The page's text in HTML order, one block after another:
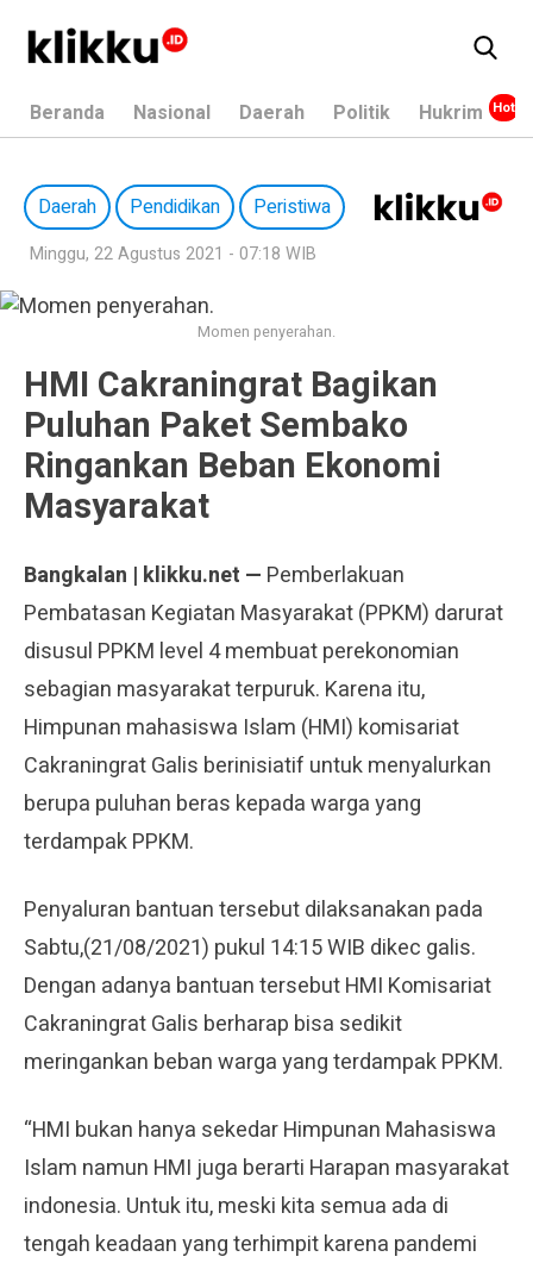
Beranda Nasional Daerah Politik Hukrim
Daerah Pendidikan Peristiwa
Minggu, 22 Agustus 2021 - 07:18 WIB
Momen penyerahan.
HMI Cakraningrat Bagikan
Puluhan Paket Sembako
Ringankan Beban Ekonomi
Masyarakat
Bangkalan | klikku.net — Pemberlakuan
Pembatasan Kegiatan Masyarakat (PPKM) darurat
disusul PPKM level 4 membuat perekonomian
sebagian masyarakat terpuruk. Karena itu,
Himpunan mahasiswa Islam (HMI) komisariat
Cakraningrat Galis berinisiatif untuk menyalurkan
berupa puluhan beras kepada warga yang
terdampak PPKM.
Penyaluran bantuan tersebut dilaksanakan pada
Sabtu,(21/08/2021) pukul 14:15 WIB dikec galis.
Dengan adanya bantuan tersebut HMI Komisariat
Cakraningrat Galis berharap bisa sedikit
meringankan beban warga yang terdampak PPKM.
“HMI bukan hanya sekedar Himpunan Mahasiswa
Islam namun HMI juga berarti Harapan masyarakat
indonesia. Untuk itu, meski kita semua ada di
tengah keadaan yang terhimpit karena pandemi